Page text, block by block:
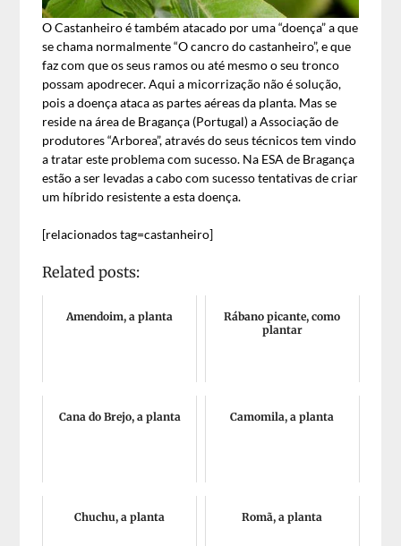
O Castanheiro é também atacado por uma “doença” a que
se chama normalmente “O cancro do castanheiro”, e que
faz com que os seus ramos ou até mesmo o seu tronco
possam apodrecer. Aqui a micorrização não é solução,
pois a doença ataca as partes aéreas da planta. Mas se
reside na área de Bragança (Portugal) a Associação de
produtores “Arborea”, através do seus técnicos tem vindo
a tratar este problema com sucesso. Na ESA de Bragança
estão a ser levadas a cabo com sucesso tentativas de criar
um híbrido resistente a esta doença.
[relacionados tag=castanheiro]
Related posts:
Amendoim, a planta
Rábano picante, como
plantar
Cana do Brejo, a planta Camomila, a planta
Chuchu, a planta Romã, a planta